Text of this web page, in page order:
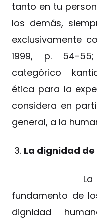
tanto en tu
los demás,
exclusivamente
1999, p. 54-
categórico
ética para la
considera en
general, a la
La dignidad
La
fundamento de
dignidad